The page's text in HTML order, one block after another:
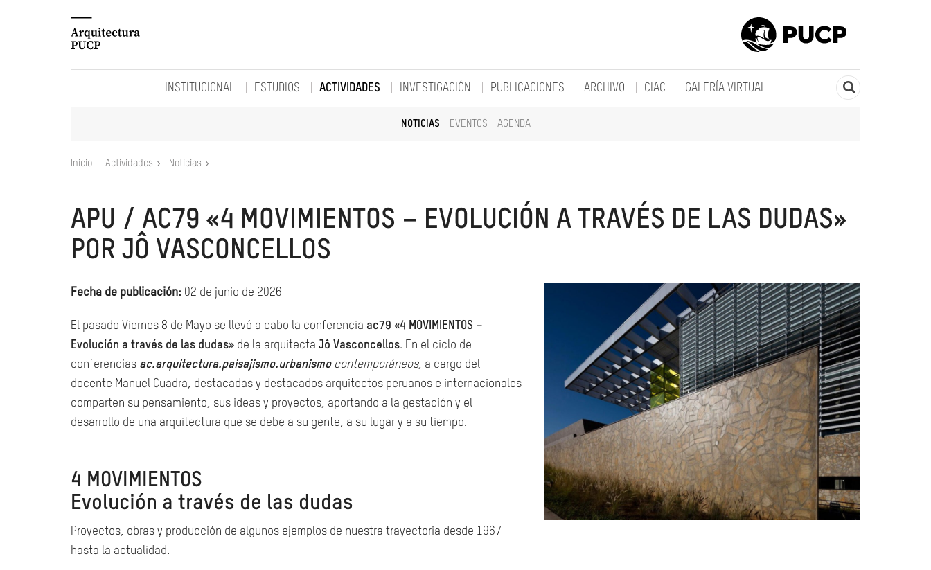
INSTITUCIONAL ESTUDIOS ACTIVIDADES
NOTICIAS EVENTOS AGENDA
INVESTIGACIÓN PUBLICACIONES ARCHIVO CIAC GALERÍA VIRTUAL
Inicio Actividades Noticias
APU / AC79 «4 MOVIMIENTOS – EVOLUCIÓN A TRAVÉS DE LAS DUDAS»
POR JÔ VASCONCELLOS
Fecha de publicación: 02 de junio de 2026
El pasado Viernes 8 de Mayo se llevó a cabo la conferencia ac79 «4 MOVIMIENTOS –
Evolución a través de las dudas» de la arquitecta Jô Vasconcellos. En el ciclo de
conferencias ac.arquitectura.paisajismo.urbanismocontemporáneos, a cargo del
docente Manuel Cuadra, destacadas y destacados arquitectos peruanos e internacionales
comparten su pensamiento, sus ideas y proyectos, aportando a la gestación y el
desarrollo de una arquitectura que se debe a su gente, a su lugar y a su tiempo.
4 MOVIMIENTOS
Evolución a través de las dudas
Proyectos, obras y producción de algunos ejemplos de nuestra trayectoria desde 1967
hasta la actualidad.